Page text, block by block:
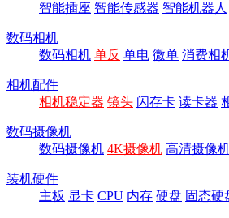
智能插座 智能传感器 智能机器人
数码相机
数码相机 单反 单电 微单 消费相
相机配件
相机稳定器 镜头 闪存卡 读卡器
数码摄像机
数码摄像机 4K摄像机 高清摄像
装机硬件
主板 显卡 CPU 内存 硬盘 固态硬